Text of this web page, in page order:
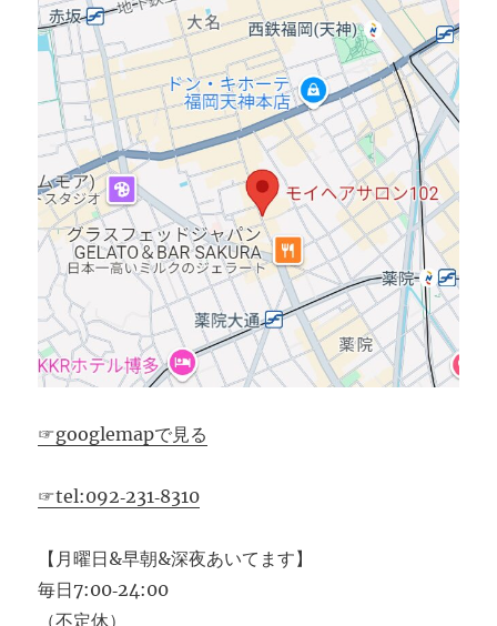
☞googlemapで見る
☞tel:092‐231‐8310
【月曜日&早朝&深夜あいてます】
毎日7:00‐24:00
（不定休）